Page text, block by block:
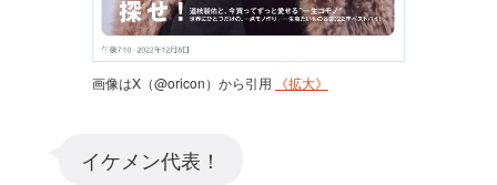
画像はX（@oricon）から引用 《拡大》
イケメン代表！